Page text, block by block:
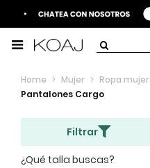
Home > Mujer > Ropa mujer
Pantalones Cargo
Filtrar
¿Qué talla buscas?